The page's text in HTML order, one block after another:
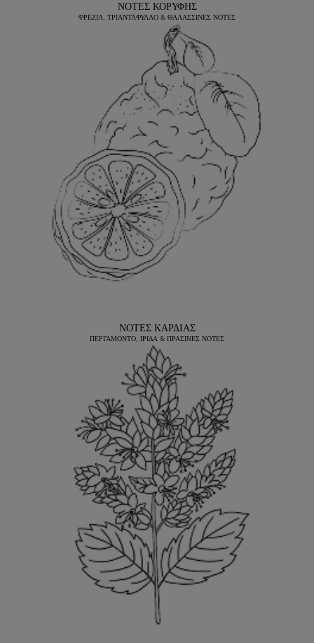
ΝΟΤΕΣ ΚΟΡΥΦΗΣ
ΦΡΕΖΙΑ, ΤΡΙΑΝΤΑΦΥΛΛΟ & ΘΑΛΑΣΣΙΝΕΣ ΝΟΤΕΣ
ΝΟΤΕΣ ΚΑΡΔΙΑΣ
ΠΕΡΓΑΜΟΝΤΟ, ΙΡΙΔΑ & ΠΡΑΣΙΝΕΣ ΝΟΤΕΣ